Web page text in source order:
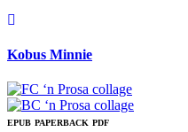
Kobus Minnie
EPUB PAPERBACK PDF